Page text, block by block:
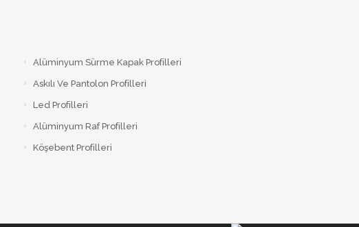
Alüminyum Sürme Kapak Profilleri
Askılı Ve Pantolon Profilleri
Led Profilleri
Alüminyum Raf Profilleri
Köşebent Profilleri